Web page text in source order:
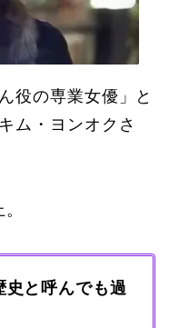
役の専業女優」と
ム・ヨンオクさ
史と呼んでも過